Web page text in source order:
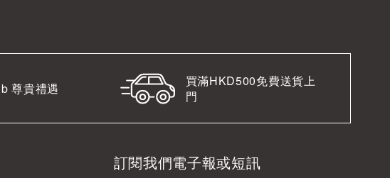
尊貴禮遇
買滿HKD500免費送貨上
門
訂閱我們電子報或短訊